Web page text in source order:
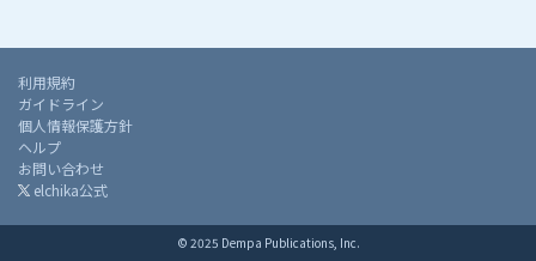
利用規約
ガイドライン
個人情報保護方針
ヘルプ
お問い合わせ
elchika公式
© 2025 Dempa Publications, Inc.